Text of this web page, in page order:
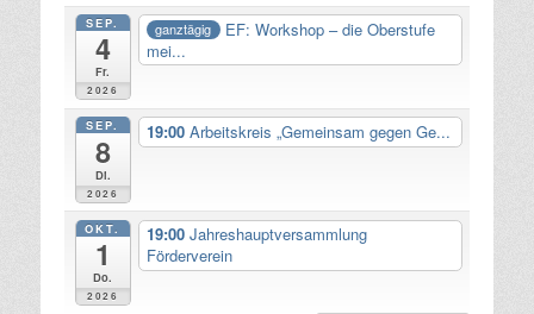
SEP.
4
Fr.
2026
ganztägig
EF: Workshop – die Oberstufe
mei...
SEP.
8
Di.
2026
19:00 Arbeitskreis „Gemeinsam gegen Ge...
OKT.
1
Do.
2026
19:00 Jahreshauptversammlung
Förderverein